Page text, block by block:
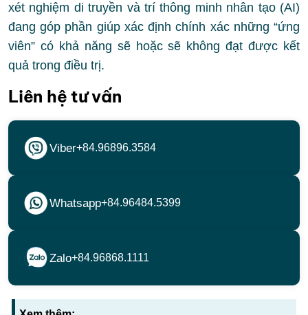
xét nghiệm di truyền và trí thông minh nhân tạo (AI)
đang góp phần giúp xác định chính xác những “ứng
viên” có khả năng sẽ hoặc sẽ không đạt được kết
quả trong điều trị.
Liên hệ tư vấn
Viber+84.96896.3584
Whatsapp+84.96484.5399
Zalo+84.96868.1111